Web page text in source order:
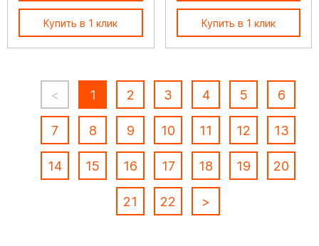
Купить в 1 клик Купить в 1 клик
< 1 2 3 4 5 6
7 8 9 10 11 12 13
14 15 16 17 18 19 20
21 22 >